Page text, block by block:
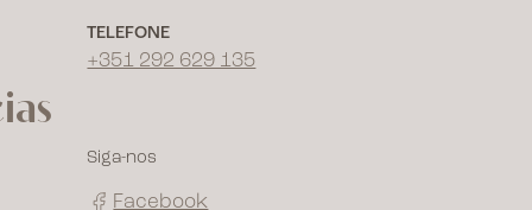
TELEFONE
+351 292 629 135
Siga-nos
Facebook